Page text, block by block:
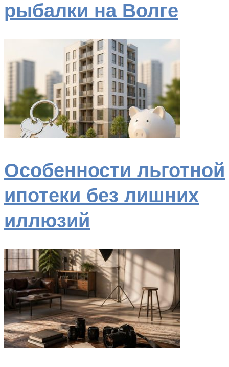
рыбалки на Волге
Особенности льготной
ипотеки без лишних
иллюзий